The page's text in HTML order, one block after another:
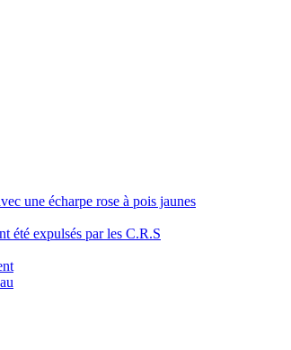
une écharpe rose à pois jaunes
été expulsés par les C.R.S